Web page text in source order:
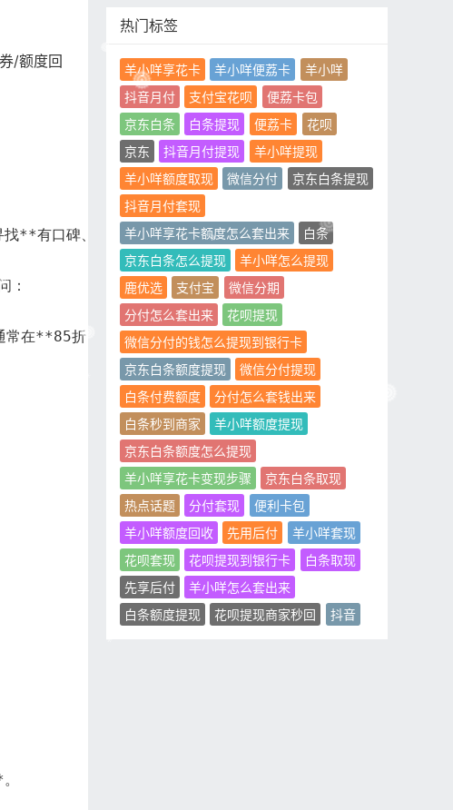
/额度回
有口碑、有担保交易机制的专业网站/APP平台**（注意：网络
：
**85折-95折**（具体看商品和操作方式）。
热门标签
羊小咩享花卡 羊小咩便荔卡
羊小咩
抖音月付
支付宝花呗
便荔卡包
京东白条
白条提现 便荔卡
花呗
京东
抖音月付提现
羊小咩提现
羊小咩额度取现
微信分付
京东白条提现
抖音月付套现
羊小咩享花卡额度怎么套出来
白条
京东白条怎么提现
羊小咩怎么提现
鹿优选
支付宝
微信分期
分付怎么套出来
花呗提现
微信分付的钱怎么提现到银行卡
京东白条额度提现
微信分付提现
白条付费额度
分付怎么套钱出来
白条秒到商家
羊小咩额度提现
京东白条额度怎么提现
羊小咩享花卡变现步骤
京东白条取现
热点话题
分付套现
便利卡包
羊小咩额度回收
先用后付
羊小咩套现
花呗套现
花呗提现到银行卡
白条取现
先享后付
羊小咩怎么套出来
白条额度提现
花呗提现商家秒回 抖音